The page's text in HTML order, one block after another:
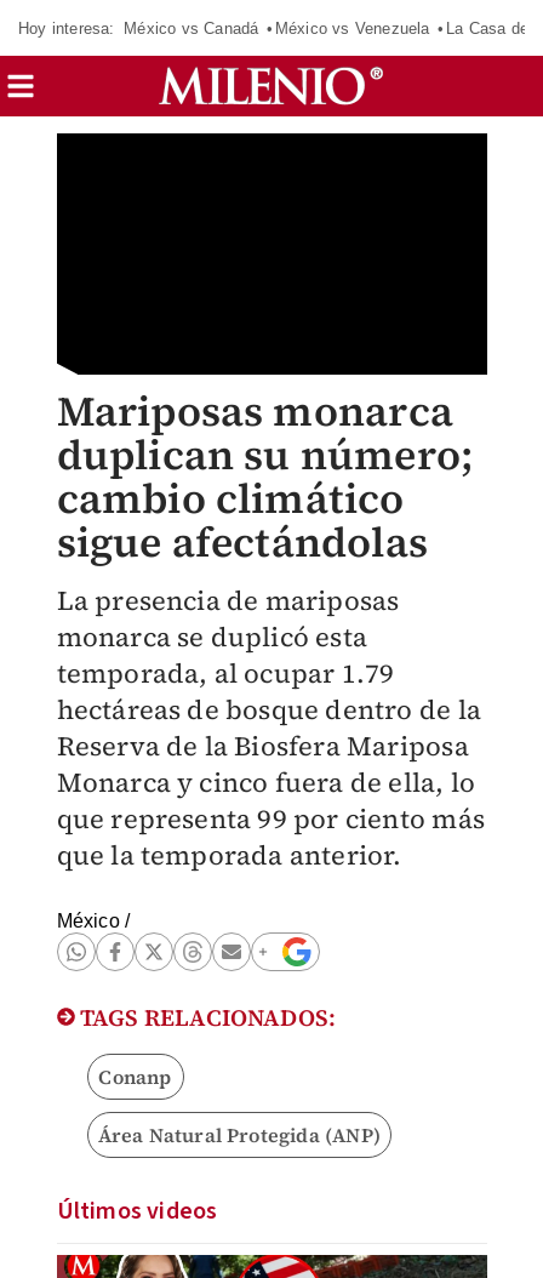
Hoy interesa: México vs Canadá México vs Venezuela La Casa de
Mariposas monarca
duplican su número;
cambio climático
sigue afectándolas
La presencia de mariposas
monarca se duplicó esta
temporada, al ocupar 1.79
hectáreas de bosque dentro de la
Reserva de la Biosfera Mariposa
Monarca y cinco fuera de ella, lo
que representa 99 por ciento más
que la temporada anterior.
México/
TAGS RELACIONADOS:
Conanp
Área Natural Protegida (ANP)
Últimos videos